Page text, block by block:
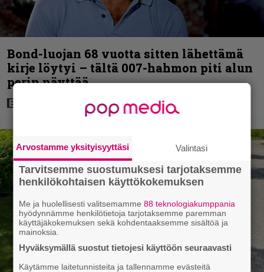
Bond-luojan 68 vuotta sitten lähettämä
kirje löytyi – tältä 007-hahmon piti alun
perin näyttää
Arvostamme yksityisyyttäsi Valintasi
Tarvitsemme suostumuksesi tarjotaksemme
henkilökohtaisen käyttökokemuksen
Me ja huolellisesti valitsemamme88 teknologiakumppania
hyödynnämme henkilötietoja tarjotaksemme paremman
käyttäjäkokemuksen sekä kohdentaaksemme sisältöä ja
mainoksia.
Hyväksymällä suostut tietojesi käyttöön seuraavasti
Käytämme laitetunnisteita ja tallennamme evästeitä